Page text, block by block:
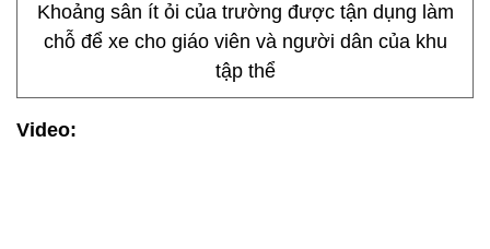
Khoảng sân ít ỏi của trường được tận dụng làm
chỗ để xe cho giáo viên và người dân của khu
tập thể
Video: